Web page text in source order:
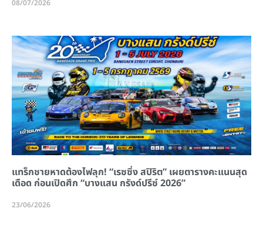
08/07/2026
แทร็กชายหาดต้องไฟลุก! “เรซซิ่ง สปิริต” เผยตารางคะแนนสุด
เดือด ก่อนเปิดศึก “บางแสน กรังด์ปรีซ์ 2026”
23/06/2026